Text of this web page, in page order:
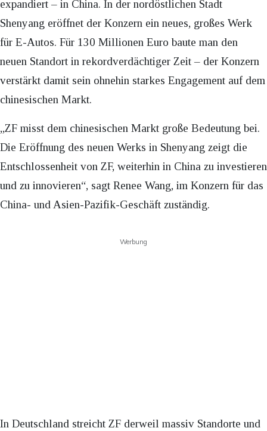
expandiert – in China. In der nordöstlichen Stadt
Shenyang eröffnet der Konzern ein neues, großes Werk
für E-Autos. Für 130 Millionen Euro baute man den
neuen Standort in rekordverdächtiger Zeit – der Konzern
verstärkt damit sein ohnehin starkes Engagement auf dem
chinesischen Markt.
„ZF misst dem chinesischen Markt große Bedeutung bei.
Die Eröffnung des neuen Werks in Shenyang zeigt die
Entschlossenheit von ZF, weiterhin in China zu investieren
und zu innovieren“, sagt Renee Wang, im Konzern für das
China- und Asien-Pazifik-Geschäft zuständig.
Werbung
In Deutschland streicht ZF derweil massiv Standorte und